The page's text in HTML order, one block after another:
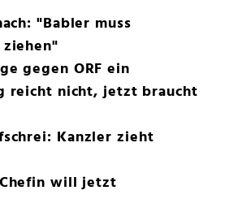
"Babler muss
gegen ORF ein
reicht nicht, jetzt braucht
Kanzler zieht
will jetzt